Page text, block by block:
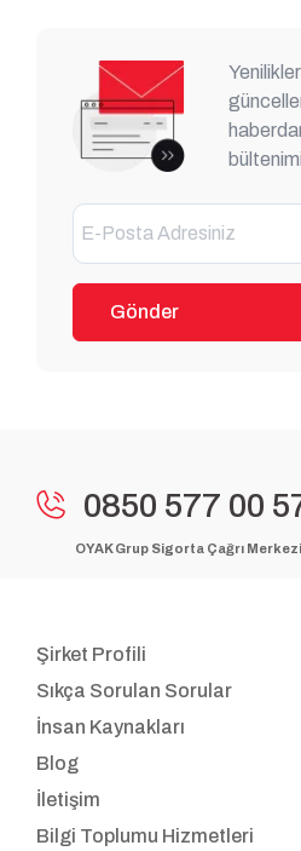
Gönder
0850 577 00
OYAK Grup Sigorta Çağrı Merkezi
Şirket Profili
Sıkça Sorulan Sorular
İnsan Kaynakları
Blog
İletişim
Bilgi Toplumu Hizmetleri